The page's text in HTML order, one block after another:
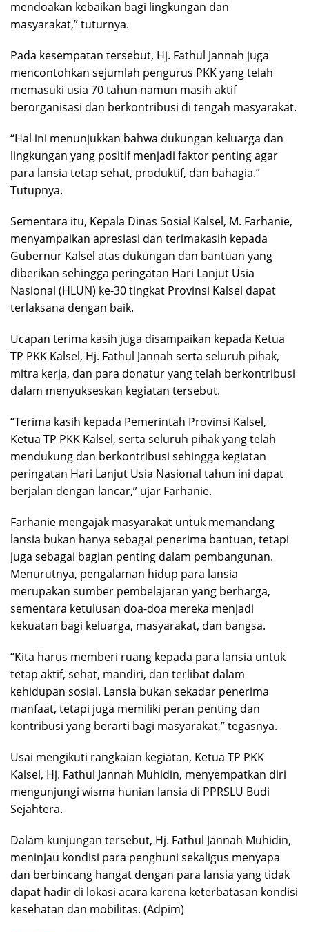
mendoakan kebaikan bagi lingkungan dan
masyarakat,” tuturnya.
Pada kesempatan tersebut, Hj. Fathul Jannah juga
mencontohkan sejumlah pengurus PKK yang telah
memasuki usia 70 tahun namun masih aktif
berorganisasi dan berkontribusi di tengah masyarakat.
“Hal ini menunjukkan bahwa dukungan keluarga dan
lingkungan yang positif menjadi faktor penting agar
para lansia tetap sehat, produktif, dan bahagia.”
Tutupnya.
Sementara itu, Kepala Dinas Sosial Kalsel, M. Farhanie,
menyampaikan apresiasi dan terimakasih kepada
Gubernur Kalsel atas dukungan dan bantuan yang
diberikan sehingga peringatan Hari Lanjut Usia
Nasional (HLUN) ke-30 tingkat Provinsi Kalsel dapat
terlaksana dengan baik.
Ucapan terima kasih juga disampaikan kepada Ketua
TP PKK Kalsel, Hj. Fathul Jannah serta seluruh pihak,
mitra kerja, dan para donatur yang telah berkontribusi
dalam menyukseskan kegiatan tersebut.
“Terima kasih kepada Pemerintah Provinsi Kalsel,
Ketua TP PKK Kalsel, serta seluruh pihak yang telah
mendukung dan berkontribusi sehingga kegiatan
peringatan Hari Lanjut Usia Nasional tahun ini dapat
berjalan dengan lancar,” ujar Farhanie.
Farhanie mengajak masyarakat untuk memandang
lansia bukan hanya sebagai penerima bantuan, tetapi
juga sebagai bagian penting dalam pembangunan.
Menurutnya, pengalaman hidup para lansia
merupakan sumber pembelajaran yang berharga,
sementara ketulusan doa-doa mereka menjadi
kekuatan bagi keluarga, masyarakat, dan bangsa.
“Kita harus memberi ruang kepada para lansia untuk
tetap aktif, sehat, mandiri, dan terlibat dalam
kehidupan sosial. Lansia bukan sekadar penerima
manfaat, tetapi juga memiliki peran penting dan
kontribusi yang berarti bagi masyarakat,” tegasnya.
Usai mengikuti rangkaian kegiatan, Ketua TP PKK
Kalsel, Hj. Fathul Jannah Muhidin, menyempatkan diri
mengunjungi wisma hunian lansia di PPRSLU Budi
Sejahtera.
Dalam kunjungan tersebut, Hj. Fathul Jannah Muhidin,
meninjau kondisi para penghuni sekaligus menyapa
dan berbincang hangat dengan para lansia yang tidak
dapat hadir di lokasi acara karena keterbatasan kondisi
kesehatan dan mobilitas. (Adpim)